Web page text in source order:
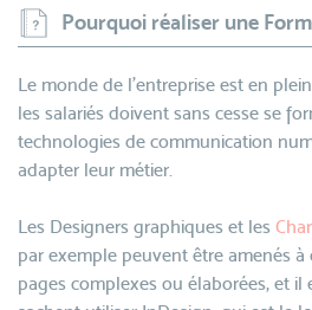
Pourquoi réaliser une
Le monde de l’entreprise est en
les salariés doivent sans cesse se
technologies de communication
adapter leur métier.
Les Designers graphiques et les
par exemple peuvent être amenés à
pages complexes ou élaborées, et il